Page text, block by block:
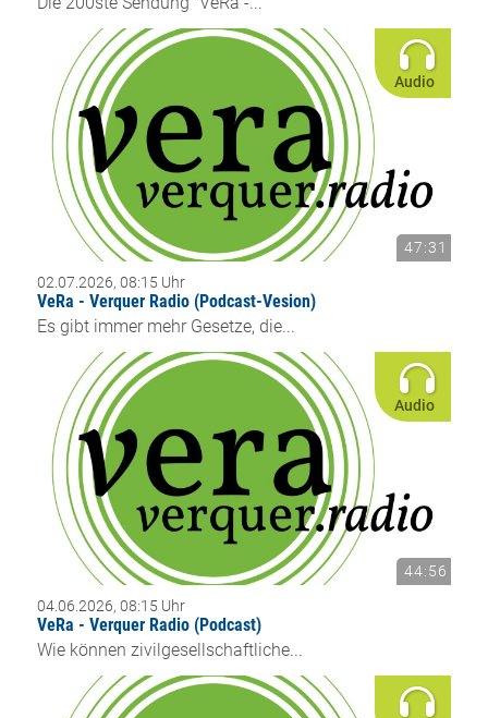
Audio
47:31
02.07.2026, 08:15 Uhr
VeRa - Verquer Radio (Podcast-Vesion)
Es gibt immer mehr Gesetze, die...
Audio
44:56
04.06.2026, 08:15 Uhr
VeRa - Verquer Radio (Podcast)
Wie können zivilgesellschaftliche...